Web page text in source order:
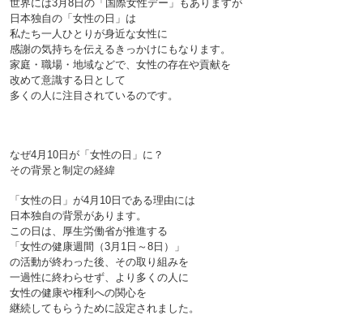
世界には3月8日の「国際女性デー」もありますが
日本独自の「女性の日」は
私たち一人ひとりが身近な女性に
感謝の気持ちを伝えるきっかけにもなります。
家庭・職場・地域などで、女性の存在や貢献を
改めて意識する日として
多くの人に注目されているのです。
なぜ4月10日が「女性の日」 に？
その背景と制定の経緯
「女性の日」が4月10日である理由には
日本独自の背景があります。
この日は、厚生労働省が推進する
「女性の健康週間（3月1日～8日）」
の活動が終わった後、その取り組みを
一過性に終わらせず、より多くの人に
女性の健康や権利への関心を
継続してもらうために設定されました。